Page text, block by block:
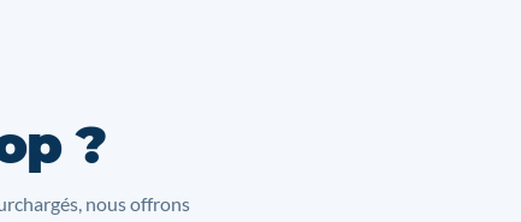
?
nous offrons